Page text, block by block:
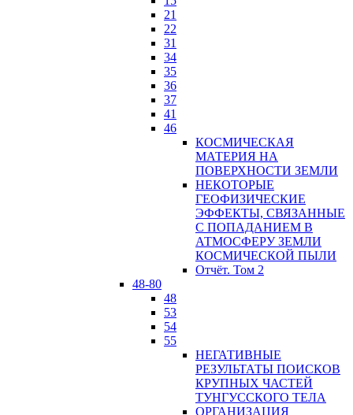
21
22
31
34
35
36
37
41
46
КОСМИЧЕСКАЯ
МАТЕРИЯ НА
ПОВЕРХНОСТИ ЗЕМЛИ
НЕКОТОРЫЕ
ГЕОФИЗИЧЕСКИЕ
ЭФФЕКТЫ, СВЯЗАННЫЕ
С ПОПАДАНИЕМ В
АТМОСФЕРУ ЗЕМЛИ
КОСМИЧЕСКОЙ ПЫЛИ
Отчёт. Том 2
48-80
48
53
54
55
НЕГАТИВНЫЕ
РЕЗУЛЬТАТЫ ПОИСКОВ
КРУПНЫХ ЧАСТЕЙ
ТУНГУССКОГО ТЕЛА
ОРГАНИЗАЦИЯ